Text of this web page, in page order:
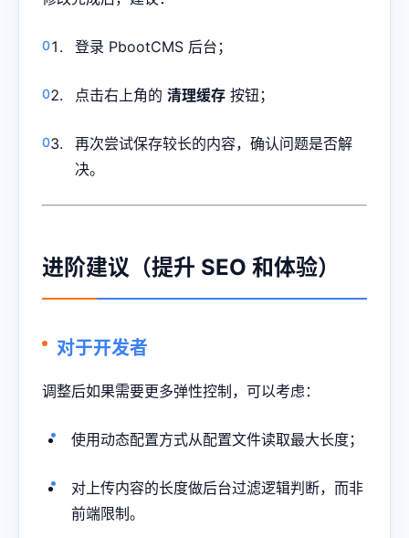
登录 PbootCMS 后台；
点击右上角的 清理缓存 按钮；
再次尝试保存较长的内容，确认问题是否解
决。
进阶建议（提升 SEO 和体验）
对于开发者
调整后如果需要更多弹性控制，可以考虑：
使用动态配置方式从配置文件读取最大长度；
对上传内容的长度做后台过滤逻辑判断，而非
前端限制。